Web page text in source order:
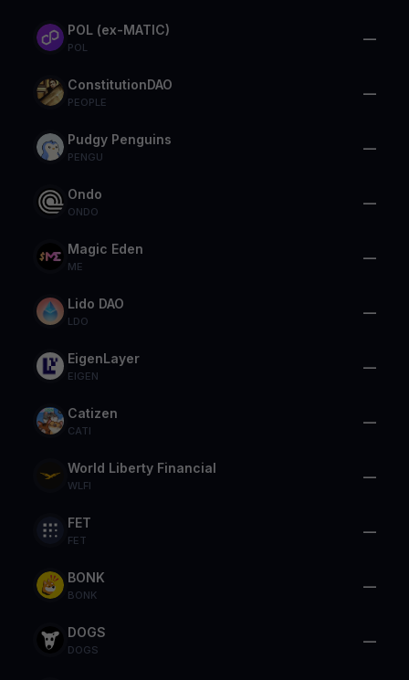
POL (ex-MATIC)
POL
—
ConstitutionDAO
PEOPLE
—
Pudgy Penguins
PENGU
—
Ondo
ONDO
—
Magic Eden
ME
—
Lido DAO
LDO
—
EigenLayer
EIGEN
—
Catizen
CATI
—
World Liberty Financial
WLFI
—
FET
FET
—
BONK
BONK
—
DOGS
DOGS
—